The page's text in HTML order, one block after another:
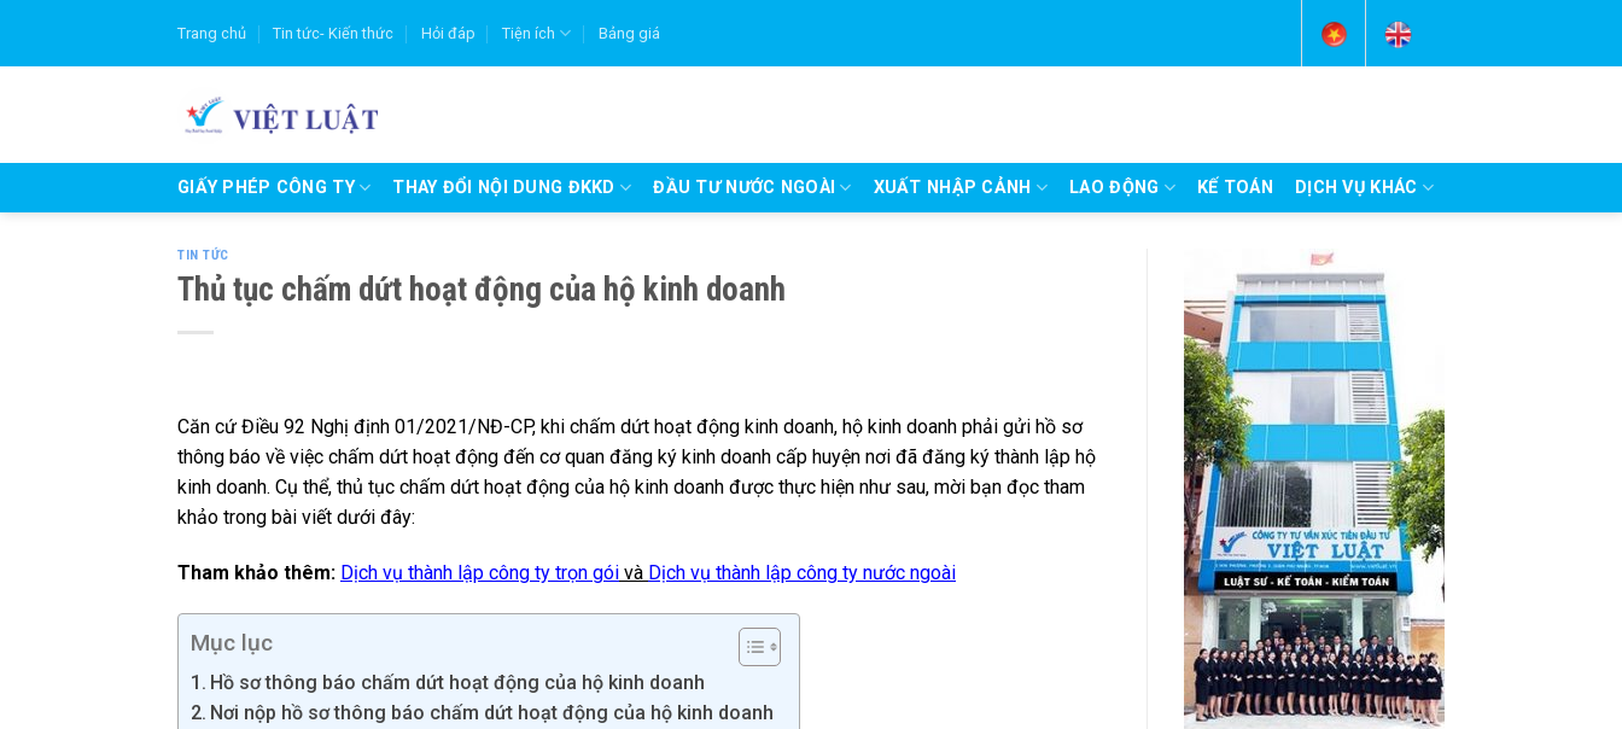
content
Trang chủ Tin tức- Kiến thức Hỏi đáp Tiện ích Bảng giá
GIẤY PHÉP CÔNG TY THAY ĐỔI NỘI DUNG ĐKKD ĐẦU TƯ NƯỚC NGOÀI XUẤT NHẬP CẢNH LAO ĐỘNG KẾ TOÁN DỊCH VỤ KHÁC
TIN TỨC
Thủ tục chấm dứt hoạt động của hộ kinh doanh
Căn cứ Điều 92 Nghị định 01/2021/NĐ-CP, khi chấm dứt hoạt động kinh doanh, hộ kinh doanh phải gửi hồ sơ
thông báo về việc chấm dứt hoạt động đến cơ quan đăng ký kinh doanh cấp huyện nơi đã đăng ký thành lập hộ
kinh doanh. Cụ thể, thủ tục chấm dứt hoạt động của hộ kinh doanh được thực hiện như sau, mời bạn đọc tham
khảo trong bài viết dưới đây:
Tham khảo thêm: Dịch vụ thành lập công ty trọn gói và Dịch vụ thành lập công ty nước ngoài
Mục lục
Hồ sơ thông báo chấm dứt hoạt động của hộ kinh doanh
Nơi nộp hồ sơ thông báo chấm dứt hoạt động của hộ kinh doanh